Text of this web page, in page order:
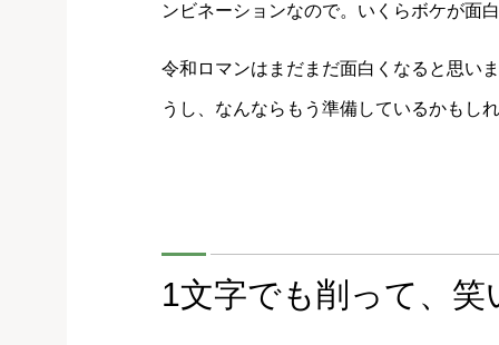
ンビネーションなので。いくらボケが面
令和ロマンはまだまだ面白くなると思い
うし、なんならもう準備しているかもし
1文字でも削って、笑